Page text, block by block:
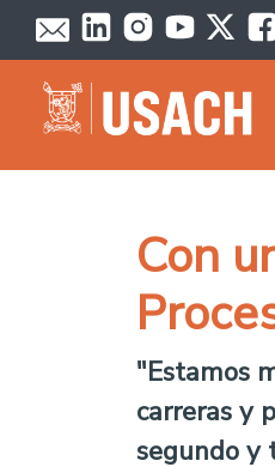
Passar para o conteúdo
Con
"Estamos
carreras y
segundo y